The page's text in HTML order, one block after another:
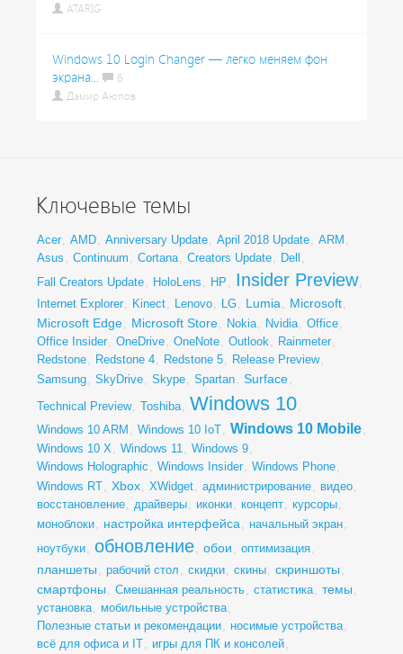
ATARIG
Windows 10 Login Changer — легко меняем фон
экрана...
6
Дамир Аюпов
Ключевые темы
Acer, AMD, Anniversary Update, April 2018 Update, ARM ,
Asus , Continuum , Cortana, Creators Update, Dell ,
Fall Creators Update, HoloLens , HP , Insider Preview,
Internet Explorer, Kinect, Lenovo, LG, Lumia, Microsoft,
Microsoft Edge, Microsoft Store, Nokia, Nvidia, Office,
Office Insider, OneDrive, OneNote, Outlook, Rainmeter,
Redstone, Redstone 4, Redstone 5, Release Preview,
Samsung, SkyDrive, Skype, Spartan, Surface,
Technical Preview, Toshiba, Windows 10,
Windows 10 ARM , Windows 10 IoT, Windows 10 Mobile,
Windows 10 X, Windows 11, Windows 9,
Windows Holographic , Windows Insider, Windows Phone,
Windows RT, Xbox, XWidget, администрирование, видео,
восстановление, драйверы, иконки, концепт, курсоры,
моноблоки, настройка интерфейса, начальный экран,
ноутбуки, обновление, обои , оптимизация,
планшеты , рабочий стол , скидки, скины, скриншоты ,
смартфоны , Смешанная реальность, статистика, темы ,
установка, мобильные устройства,
Полезные статьи и рекомендации, носимые устройства,
всё для офиса и IT, игры для ПК и консолей,